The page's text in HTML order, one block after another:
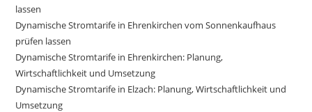
lassen
Dynamische Stromtarife in Ehrenkirchen vom Sonnenkaufhaus
prüfen lassen
Dynamische Stromtarife in Ehrenkirchen: Planung,
Wirtschaftlichkeit und Umsetzung
Dynamische Stromtarife in Elzach: Planung, Wirtschaftlichkeit und
Umsetzung